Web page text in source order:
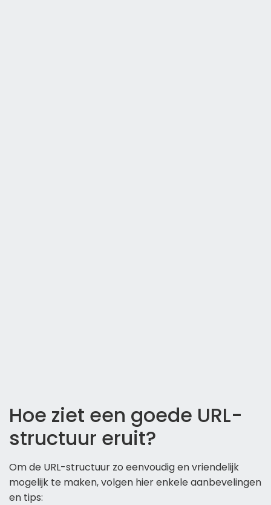
Hoe ziet een goede URL-
structuur eruit?
Om de URL-structuur zo eenvoudig en vriendelijk
mogelijk te maken, volgen hier enkele aanbevelingen
en tips: